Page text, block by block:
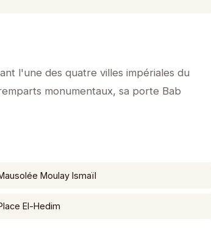
l'une des quatre villes impériales du
monumentaux, sa porte Bab
Moulay Ismaïl
El-Hedim